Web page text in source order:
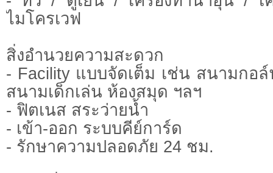
ไมโครเวฟ
สิ่งอำนวยความสะดวก
- Facility แบบจัดเต็ม เช่น สนามกอ
สนามเด็กเล่น ห้องสมุด ฯลฯ
- ฟิตเนส สระว่ายน้ำ
- เข้า-ออก ระบบคีย์การ์ด
- รักษาความปลอดภัย 24 ชม.